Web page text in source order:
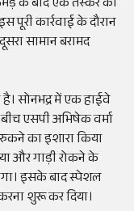
के बाद एक तस्कर को
पूरी कार्रवाई के दौरान
सामान बरामद
सोनभद्र में एक हाईवे
एसपी अभिषेक वर्मा
का इशारा किया
और गाड़ी रोकने के
इसके बाद स्पेशल
शुरू कर दिया।